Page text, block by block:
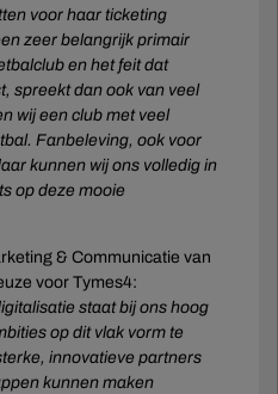
voor haar ticketing
zeer belangrijk primair
en het feit dat
spreekt dan ook van veel
wij een club met veel
Fanbeleving, ook voor
kunnen wij ons volledig in
op deze mooie
& Communicatie van
voor Tymes4:
staat bij ons hoog
op dit vlak vorm te
innovatieve partners
kunnen maken